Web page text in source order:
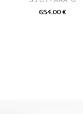
654,00 €